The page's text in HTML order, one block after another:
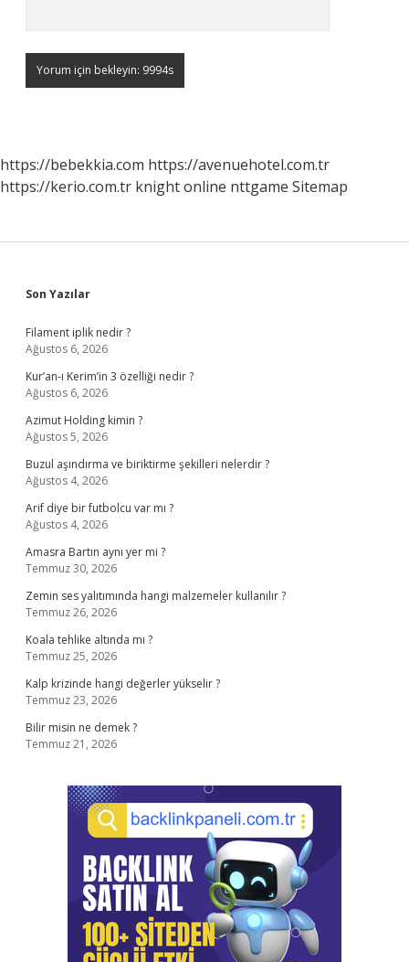
https://bebekkia.com https://avenuehotel.com.tr
https://kerio.com.tr knight online nttgame Sitemap
Sidebar
Son Yazılar
Filament iplik nedir ?
Ağustos 6, 2026
Kur’an-ı Kerim’in 3 özelliği nedir ?
Ağustos 6, 2026
Azimut Holding kimin ?
Ağustos 5, 2026
Buzul aşındırma ve biriktirme şekilleri nelerdir ?
Ağustos 4, 2026
Arif diye bir futbolcu var mı ?
Ağustos 4, 2026
Amasra Bartın aynı yer mi ?
Temmuz 30, 2026
Zemin ses yalıtımında hangi malzemeler kullanılır ?
Temmuz 26, 2026
Koala tehlike altında mı ?
Temmuz 25, 2026
Kalp krizinde hangi değerler yükselir ?
Temmuz 23, 2026
Bilir misin ne demek ?
Temmuz 21, 2026